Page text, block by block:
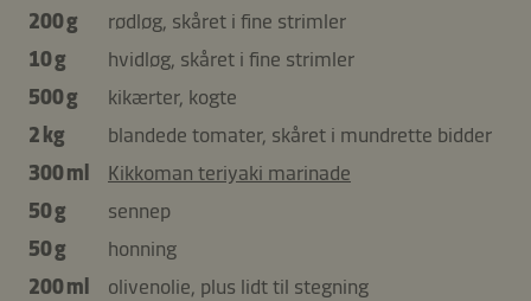
200 g
rødløg, skåret i fine strimler
10 g
hvidløg, skåret i fine strimler
500 g
kikærter, kogte
2 kg
blandede tomater, skåret i mundrette bidder
300 ml
Kikkoman teriyaki marinade
50 g
sennep
50 g
honning
200 ml
olivenolie, plus lidt til stegning